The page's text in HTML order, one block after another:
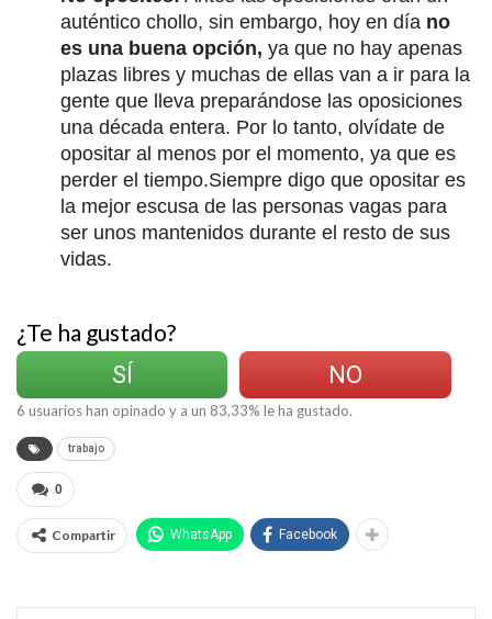
auténtico chollo, sin embargo, hoy en día no
es una buena opción, ya que no hay apenas
plazas libres y muchas de ellas van a ir para la
gente que lleva preparándose las oposiciones
una década entera. Por lo tanto, olvídate de
opositar al menos por el momento, ya que es
perder el tiempo.Siempre digo que opositar es
la mejor escusa de las personas vagas para
ser unos mantenidos durante el resto de sus
vidas.
¿Te ha gustado?
SÍ
NO
6 usuarios han opinado y a un 83,33% le ha gustado.
trabajo
0
Compartir WhatsApp Facebook